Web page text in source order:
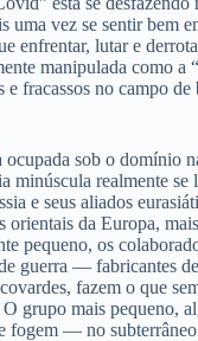
vez se sentir bem
enfrentar, lutar e
manipulada como
fracassos no campo
sob o domínio
realmente
e seus aliados
da Europa,
pequeno, os
guerra — fabricantes
fazem o que
grupo mais pequeno,
e fogem — no